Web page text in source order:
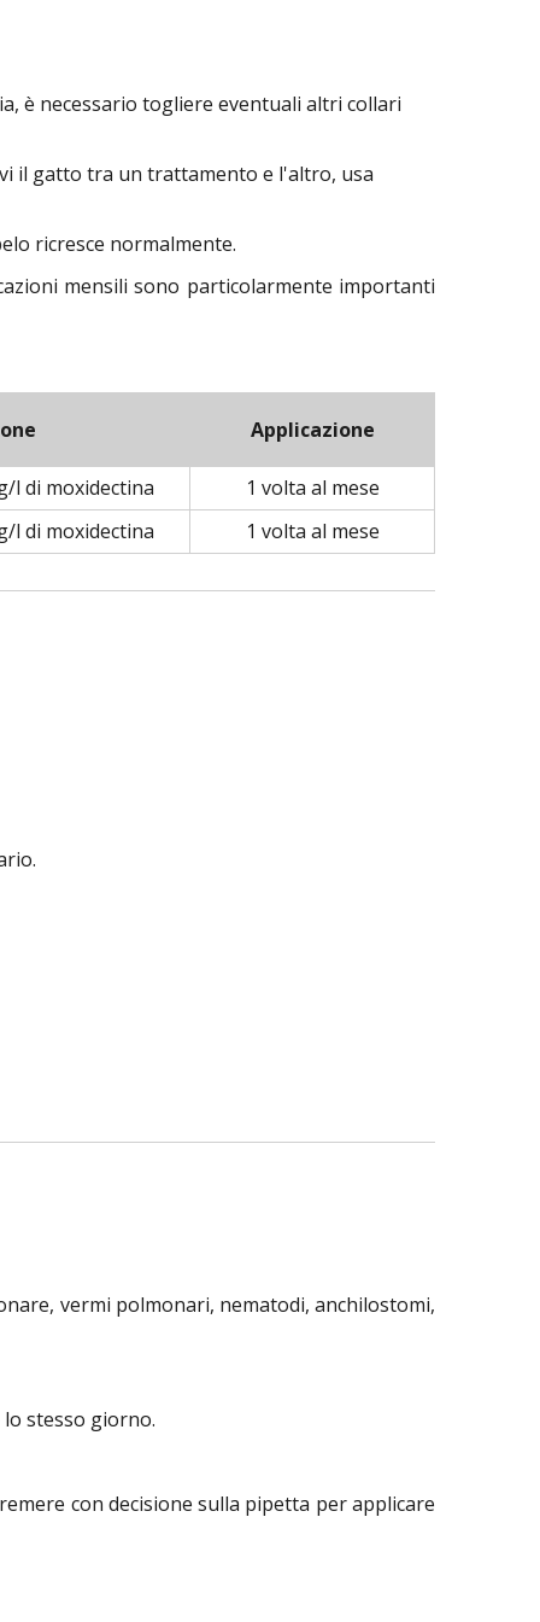
è necessario togliere eventuali altri collari
il gatto tra un trattamento e l'altro, usa
ricresce normalmente.
mensili sono particolarmente importanti
Applicazione
l di moxidectina
1 volta al mese
l di moxidectina 1 volta al mese
vermi polmonari, nematodi, anchilostomi,
stesso giorno.
con decisione sulla pipetta per applicare